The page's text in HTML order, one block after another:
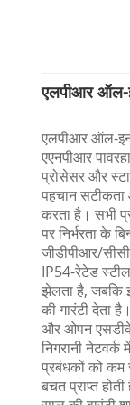
एलपीआर ऑल-
एलपीआर ऑल-
एएनपीआर
प्रोसेसर और
पहचान
करता है। सभी
पर निर्भरता के
जीडीपीआर/
IP54-रेटेड
झेलता है, जबकि
की गारंटी देता
और ओपन एसडीके
निगरानी
प्रबंधकों को कम
बचत प्राप्त